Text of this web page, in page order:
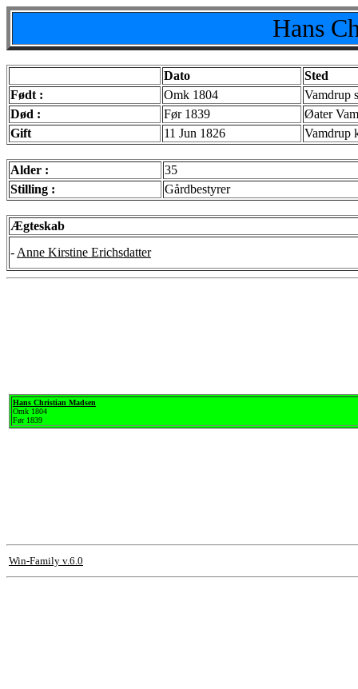
Hans
Dato
Sted
Født :
Omk 1804
Vamdrup
Død :
Før 1839
Øater
Gift
11 Jun 1826 Vamdrup
Alder :
35
Stilling :
Gårdbestyrer
Ægteskab
- Anne Kirstine Erichsdatter
Hans Christian Madsen
Omk 1804
Før 1839
Win-Family v.6.0